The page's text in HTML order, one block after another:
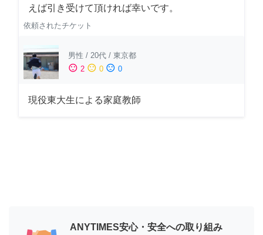
えば引き受けて頂ければ幸いです。
依頼されたチケット
男性 / 20代 / 東京都
sentiment_satisfied 2 sentiment_neutral 0 sentiment_dissatisfied 0
現役東大生による家庭教師
ANYTIMES安心・安全への取り組み